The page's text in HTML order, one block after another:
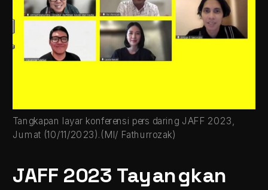
Tangkapan layar konferensi pers daring JAFF 2023,
Jumat (10/11/2023).(MI/ Fathurrozak)
JAFF 2023 Tayangkan